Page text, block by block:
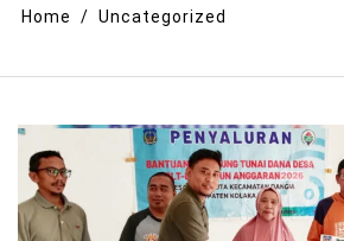
Home Uncategorized